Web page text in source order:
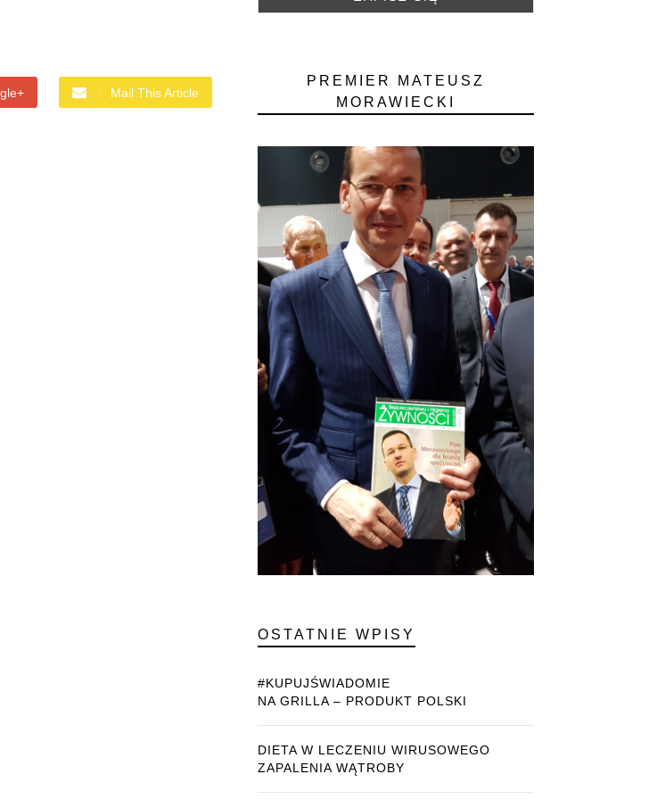
Mail This Article
PREMIER MATEUSZ
MORAWIECKI
OSTATNIE WPISY
#KUPUJŚWIADOMIE
NA GRILLA – PRODUKT POLSKI
DIETA W LECZENIU WIRUSOWEGO
ZAPALENIA WĄTROBY